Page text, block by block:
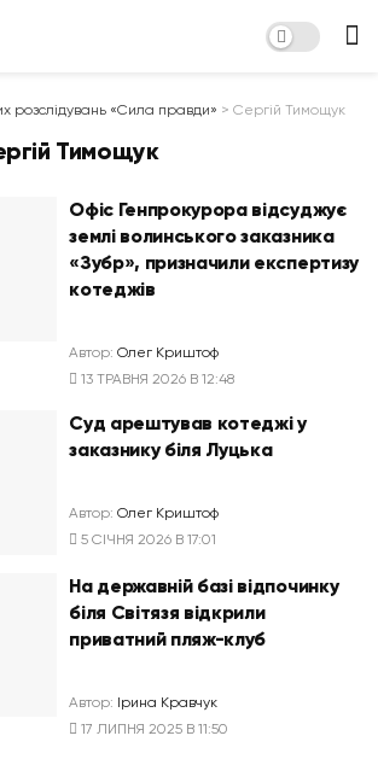
розслідувань «Сила правди» > Сергій Тимощук
Тимощук
Офіс Генпрокурора відсуджує
землі волинського заказника
«Зубр», призначили експертизу
котеджів
Автор: Олег Криштоф
13 ТРАВНЯ 2026 В 12:48
Суд арештував котеджі у
заказнику біля Луцька
Автор: Олег Криштоф
5 СІЧНЯ 2026 В 17:01
На державній базі відпочинку
біля Світязя відкрили
приватний пляж-клуб
Автор: Ірина Кравчук
17 ЛИПНЯ 2025 В 11:50